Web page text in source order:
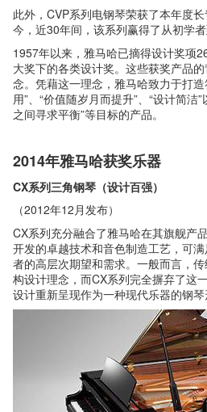
此外，CVP系列电钢琴荣获了本年度
今，近30年间，该系列赢得了从初学
1957年以来，雅马哈已摘得设计奖项
大奖下的各类设计奖。这些获奖产品
念。凭藉这一理念，雅马哈致力于打
用”、“价值随岁月而提升”、“设计简洁
之间寻求平衡”等目标的产品。
2014年雅马哈获奖乐器
CX系列三角钢琴（设计百强）
（2012年12月发布）
CX系列充分融合了雅马哈在其旗舰产
开发的卓越技术和音色制造工艺，可
者的高层次期望和需求。一般而言，
构设计理念，而CX系列完全摒弃了这
设计重新呈现作为一种现代乐器的钢琴